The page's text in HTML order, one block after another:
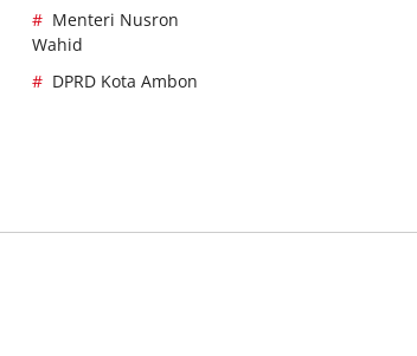
Menteri Nusron
Wahid
DPRD Kota Ambon